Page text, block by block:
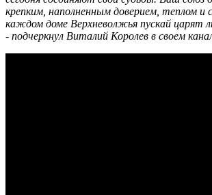
крепким, наполненным доверием, теплом и
каждом доме Верхневолжья пускай царят
- подчеркнул Виталий Королев в своем